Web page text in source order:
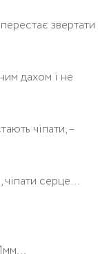
звертати
дахом і не
чіпати, –
чіпати серце…